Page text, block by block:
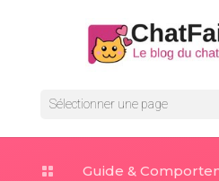
Sélectionner une page
 Guide &